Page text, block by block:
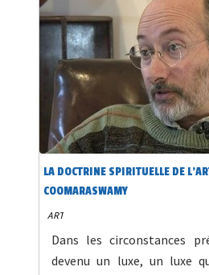
LA DOCTRINE SPIRITUELLE DE
COOMARASWAMY
ART
Dans les circonstances
devenu un luxe, un luxe